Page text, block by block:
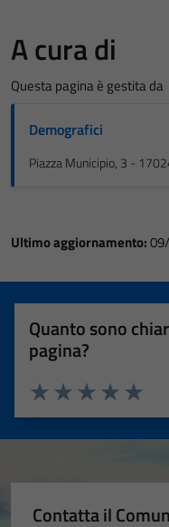
A cura di
Questa pagina è gestita da
Demografici
Piazza Municipio, 3 -
Ultimo aggiornamento:
Quanto sono
pagina?
Valuta
Valuta 4
Valuta 3 stelle
Valuta 2 stelle su 5
Valuta 1 stelle su 5
Contatta il